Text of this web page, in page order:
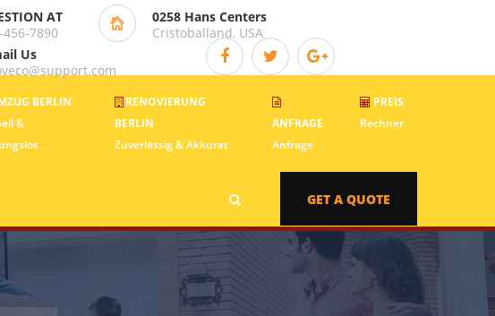
AT
7890
0258 Hans Centers
Cristoballand, USA
Us
BERLIN
&
RENOVIERUNG
BERLIN
Zuverlässig & Akkurat
ANFRAGE
Anfrage
PREIS
Rechner
GET A QUOTE